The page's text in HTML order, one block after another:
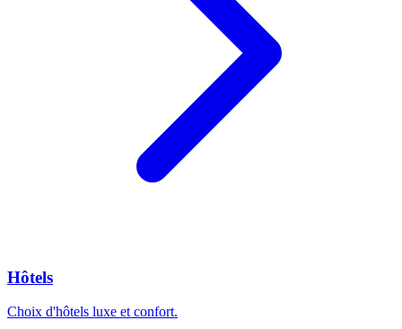
Hôtels
Choix d'hôtels luxe et confort.